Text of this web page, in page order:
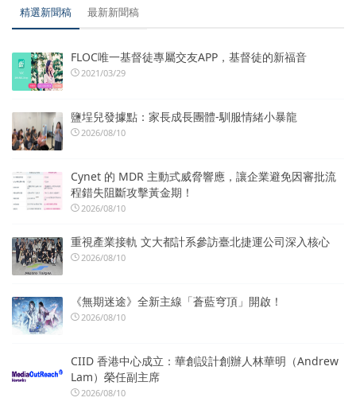
精選新聞稿 最新新聞稿
FLOC唯一基督徒專屬交友APP，基督徒的新福音
2021/03/29
鹽埕兒發據點：家長成長團體-馴服情緒小暴龍
2026/08/10
Cynet 的 MDR 主動式威脅響應，讓企業避免因審批流
程錯失阻斷攻擊黃金期！
2026/08/10
重視產業接軌 文大都計系參訪臺北捷運公司深入核心
2026/08/10
《無期迷途》全新主線「蒼藍穹頂」開啟！
2026/08/10
CIID 香港中心成立：華創設計創辦人林華明（Andrew
Lam）榮任副主席
2026/08/10